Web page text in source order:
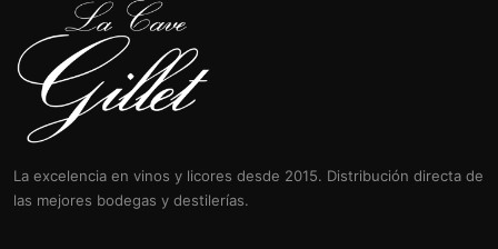
La excelencia en vinos y licores desde 2015. Distribución directa de
las mejores bodegas y destilerías.